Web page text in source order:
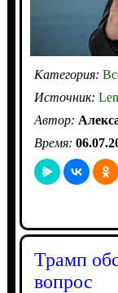
Категория:
Источник:
Автор:
Время:
Трамп
вопрос